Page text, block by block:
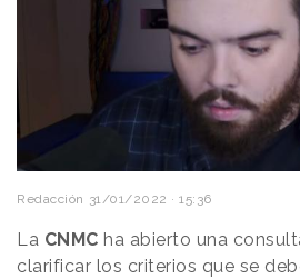
Redacción 31/01/2022 · 15:36
La CNMC ha abierto una
clarificar los criterios que se